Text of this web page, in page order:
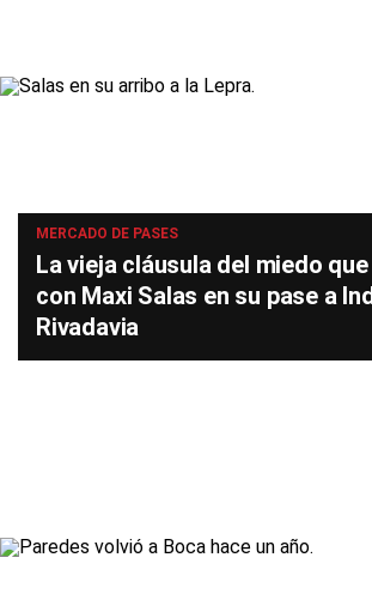
MERCADO DE PASES
La vieja cláusula del miedo
con Maxi Salas en su pase a
Rivadavia